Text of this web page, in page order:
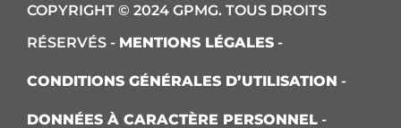
COPYRIGHT © 2024 GPMG. TOUS DROITS
RÉSERVÉS - MENTIONS LÉGALES -
CONDITIONS GÉNÉRALES D’UTILISATION -
DONNÉES À CARACTÈRE PERSONNEL -